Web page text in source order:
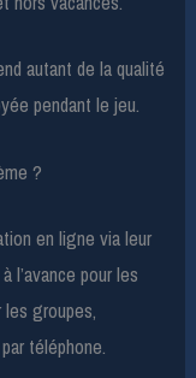
autant de la qualité
pendant le jeu.
?
en ligne via leur
l’avance pour les
groupes,
téléphone.